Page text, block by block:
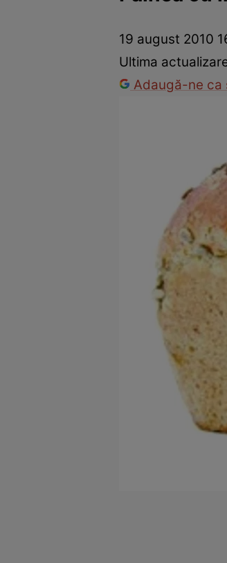
Prevenție și tratamentRemedii
19 august 2010
Ultima
Adaugă-ne ca